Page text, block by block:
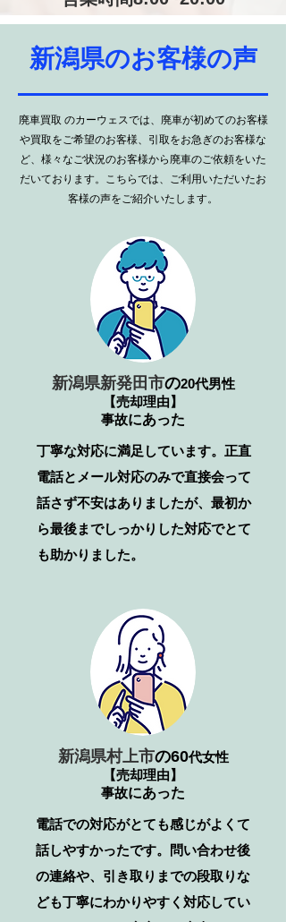
​新潟県のお客様の声
廃車買取 のカーウェスでは、廃車が初めてのお客様
や買取をご希望のお客様、引取をお急ぎのお客様な
ど、様々なご状況のお客様から廃車のご依頼をいた
だいております。こちらでは、ご利用いただいたお
客様の声をご紹介いたします。
新潟県新発田市の20代男性
【売却理由】
事故​にあった
丁寧な対応に満足しています。正直
電話とメール対応のみで直接会って
話さず不安はありましたが、最初か
ら最後までしっかりした対応でとて
も助かりました。
新潟県村上市の60代女性
【売却理由】
事故​にあった
電話での対応がとても感じがよくて
話しやすかったです。問い合わせ後
の連絡や、引き取りまでの段取りな
ども丁寧にわかりやすく対応してい